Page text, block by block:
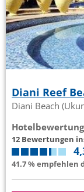
Diani Reef
Diani Beach
12 Bewertungen
41.7 % empfehlen